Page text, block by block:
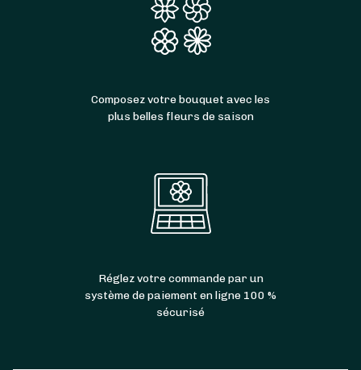
Composez votre bouquet avec les
plus belles fleurs de saison
Réglez votre commande par un
système de paiement en ligne 100 %
sécurisé